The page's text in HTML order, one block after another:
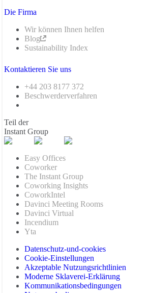
Die Firma
Wir können Ihnen helfen
Blog
Sustainability Index
Kontaktieren Sie uns
+44 203 8177 372
Beschwerderverfahren
Teil der
Instant Group
Easy Offices
Coworker
The Instant Group
Coworking Insights
CoworkIntel
Davinci Meeting Rooms
Davinci Virtual
Incendium
Yta
Datenschutz-und-cookies
Cookie-Einstellungen
Akzeptable Nutzungsrichtlinien
Moderne Sklaverei-Erklärung
Kommunikationsbedingungen